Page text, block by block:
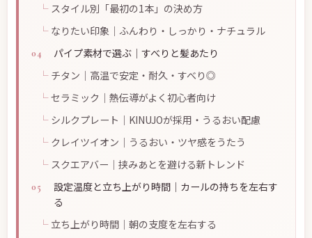
スタイル別「最初の1本」の決め方
なりたい印象｜ふんわり・しっかり・ナチュラル
パイプ素材で選ぶ｜すべりと髪あたり
チタン｜高温で安定・耐久・すべり◎
セラミック｜熱伝導がよく初心者向け
シルクプレート｜KINUJOが採用・うるおい配慮
クレイツイオン｜うるおい・ツヤ感をうたう
スクエアバー｜挟みあとを避ける新トレンド
設定温度と立ち上がり時間｜カールの持ちを左右す
る
立ち上がり時間｜朝の支度を左右する